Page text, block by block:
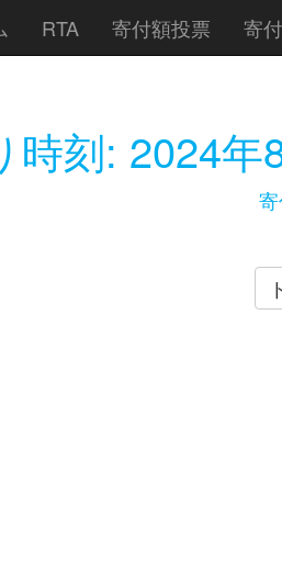
RTA 寄付額投票 寄
時刻: 2024年